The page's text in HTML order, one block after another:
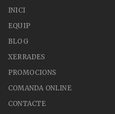
INICI
EQUIP
BLOG
XERRADES
PROMOCIONS
COMANDA ONLINE
CONTACTE